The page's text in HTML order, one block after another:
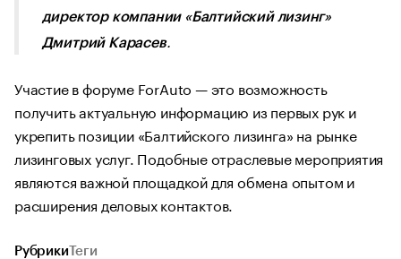
директор компании «Балтийский лизинг»
Дмитрий Карасев.
Участие в форуме ForAuto — это возможность
получить актуальную информацию из первых рук и
укрепить позиции «Балтийского лизинга» на рынке
лизинговых услуг. Подобные отраслевые мероприятия
являются важной площадкой для обмена опытом и
расширения деловых контактов.
Рубрики Теги